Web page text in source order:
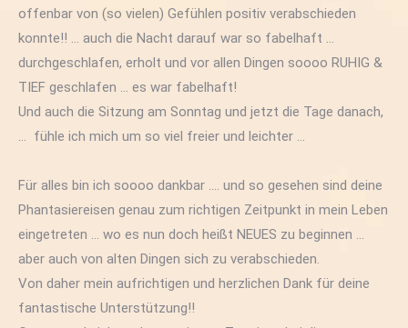
offenbar von (so vielen) Gefühlen positiv verabschieden
konnte!! … auch die Nacht darauf war so fabelhaft …
durchgeschlafen, erholt und vor allen Dingen soooo RUHIG &
TIEF geschlafen … es war fabelhaft!
Und auch die Sitzung am Sonntag und jetzt die Tage danach,
… fühle ich mich um so viel freier und leichter …
Für alles bin ich soooo dankbar …. und so gesehen sind deine
Phantasiereisen genau zum richtigen Zeitpunkt in mein Leben
eingetreten … wo es nun doch heißt NEUES zu beginnen …
aber auch von alten Dingen sich zu verabschieden.
Von daher mein aufrichtigen und herzlichen Dank für deine
fantastische Unterstützung!!